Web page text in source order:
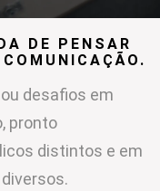
DE PENSAR
desafios em
pronto
distintos e em